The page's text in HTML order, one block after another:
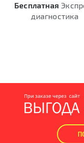
Бесплатная
диагностика